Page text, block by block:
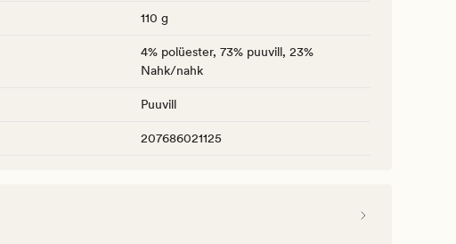
110 g
4% polüester, 73% puuvill, 23%
Nahk/nahk
Puuvill
207686021125